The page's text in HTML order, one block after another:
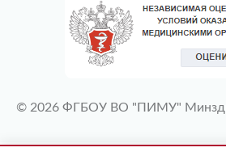
© 2026 ФГБОУ ВО "ПИМУ"